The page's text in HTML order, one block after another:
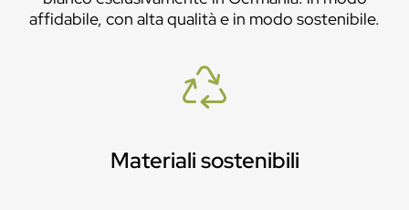
affidabile, con alta qualità e in modo sostenibile.
Materiali sostenibili